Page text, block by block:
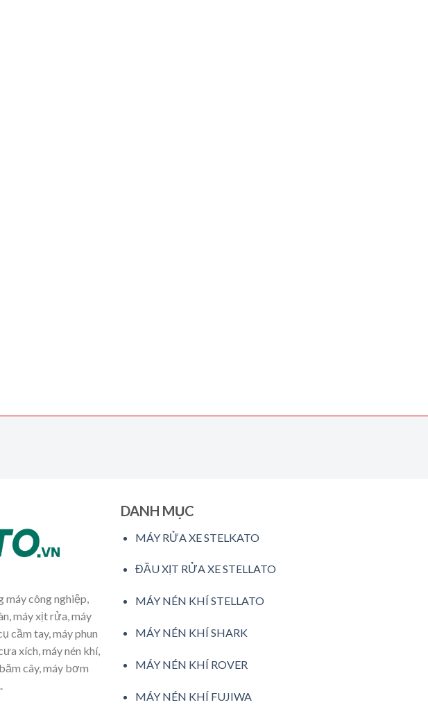
máy công nghiệp,
máy xịt rửa, máy
cầm tay, máy phun
xích, máy nén khí,
cây, máy bơm
DANH MỤC
MÁY RỬA XE STELKATO
ĐẦU XỊT RỬA XE STELLATO
MÁY NÉN KHÍ STELLATO
MÁY NÉN KHÍ SHARK
MÁY NÉN KHÍ ROVER
MÁY NÉN KHÍ FUJIWA